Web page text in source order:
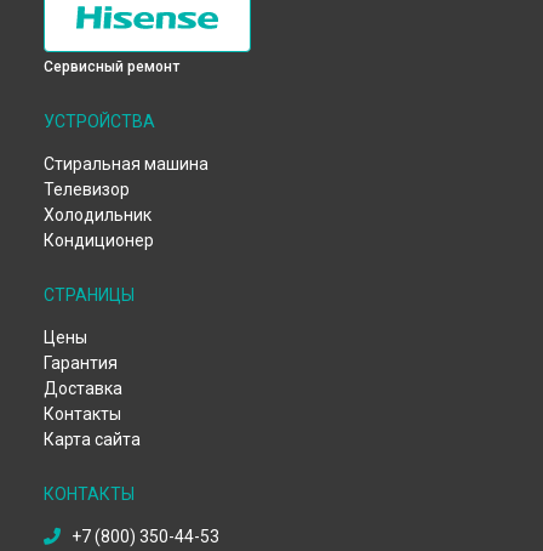
Сервисный ремонт
УСТРОЙСТВА
Стиральная машина
Телевизор
Холодильник
Кондиционер
СТРАНИЦЫ
Цены
Гарантия
Доставка
Контакты
Карта сайта
КОНТАКТЫ
+7 (800) 350-44-53